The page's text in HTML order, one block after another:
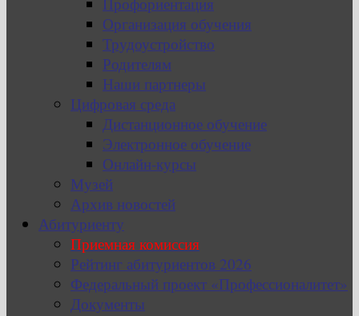
Организация обучения
Трудоустройство
Родителям
Наши партнеры
Цифровая среда
Дистанционное обучение
Электронное обучение
Онлайн-курсы
Музей
Архив новостей
Абитуриенту
Приемная комиссия
Рейтинг абитуриентов 2026
Федеральный проект «Профессионалитет»
Документы